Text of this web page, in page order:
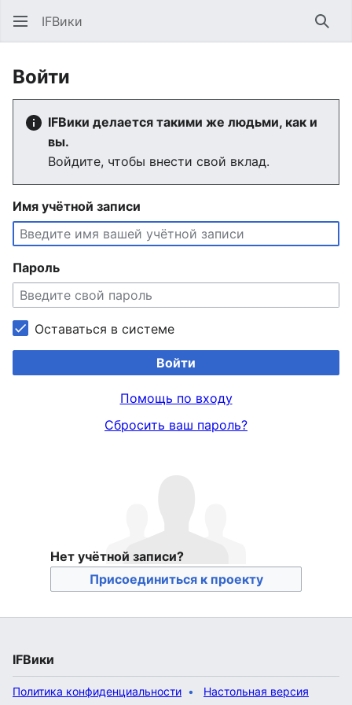
IFВики
Войти
IFВики делается такими же людьми, как и
вы.
Войдите, чтобы внести свой вклад.
Имя учётной записи
Пароль
Оставаться в системе
Войти
Помощь по входу
Сбросить ваш пароль?
Нет учётной записи?
Присоединиться к проекту
IFВики
Политика конфиденциальности Настольная версия